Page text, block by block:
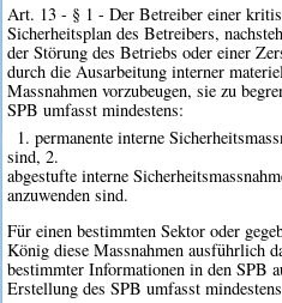
Art. 13 - § 1 - Der Betreiber einer
Sicherheitsplan des Betreibers,
der Störung des Betriebs oder einer
durch die Ausarbeitung interner
Massnahmen vorzubeugen, sie zu
SPB umfasst mindestens:
1. permanente interne
sind, 2.
abgestufte interne
anzuwenden sind.
Für einen bestimmten Sektor oder
König diese Massnahmen ausführlich
bestimmter Informationen in den SPB
Erstellung des SPB umfasst